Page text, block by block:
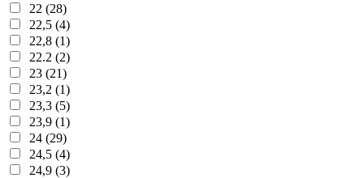
22 (28)
22,5 (4)
22,8 (1)
22.2 (2)
23 (21)
23,2 (1)
23,3 (5)
23,9 (1)
24 (29)
24,5 (4)
24,9 (3)